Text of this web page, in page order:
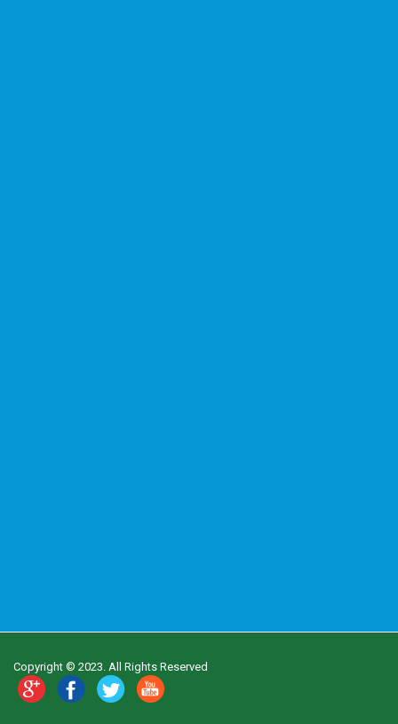
Copyright © 2023. All Rights Reserved